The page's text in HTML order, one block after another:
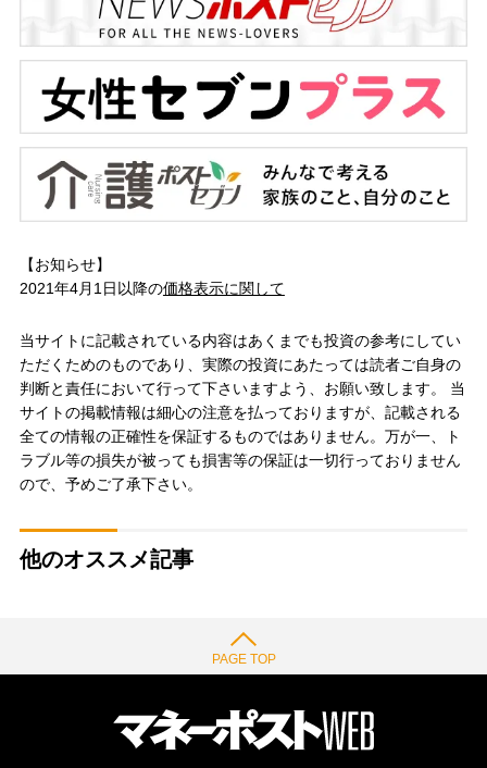
【お知らせ】
2021年4月1日以降の価格表示に関して
当サイトに記載されている内容はあくまでも投資の参考にしてい
ただくためのものであり、実際の投資にあたっては読者ご自身の
判断と責任において行って下さいますよう、お願い致します。 当
サイトの掲載情報は細心の注意を払っておりますが、記載される
全ての情報の正確性を保証するものではありません。万が一、ト
ラブル等の損失が被っても損害等の保証は一切行っておりません
ので、予めご了承下さい。
他のオススメ記事
PAGE TOP